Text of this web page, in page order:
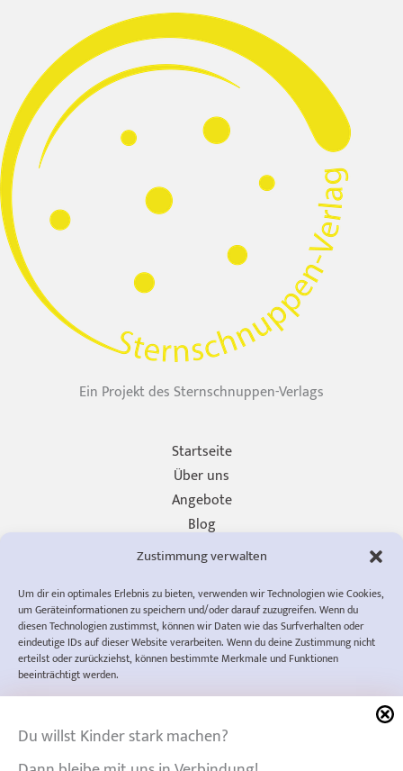
Zustimmung verwalten
Um dir ein optimales Erlebnis zu bieten, verwenden wir Technologien wie Cookies,
um Geräteinformationen zu speichern und/oder darauf zuzugreifen. Wenn du
diesen Technologien zustimmst, können wir Daten wie das Surfverhalten oder
eindeutige IDs auf dieser Website verarbeiten. Wenn du deine Zustimmung nicht
erteilst oder zurückziehst, können bestimmte Merkmale und Funktionen
beeinträchtigt werden.
Akzeptieren
Ablehnen
Du willst Kinder stark machen?
Ein Projekt des Sternschnuppen-Verlags
Startseite
Über uns
Angebote
Blog
Unterstützen
Impressum
Datenschutzerklärung
Cookie-Richtlinie (EU)
AGB
info@diewompets.de
diewompets
Sofia Rust
Wertewerkstatt